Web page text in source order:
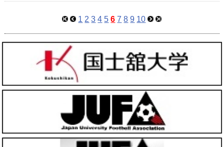
1 2 3 4 5 6 7 8 9 10